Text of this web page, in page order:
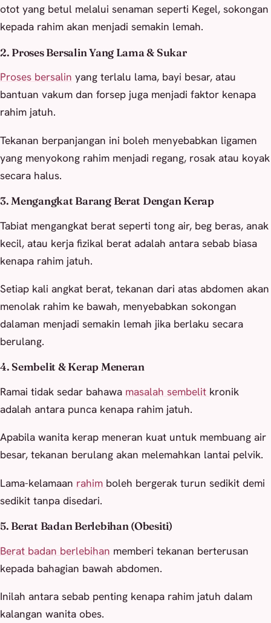
otot yang betul melalui senaman seperti Kegel, sokongan
kepada rahim akan menjadi semakin lemah.
2. Proses Bersalin Yang Lama & Sukar
Proses bersalin yang terlalu lama, bayi besar, atau
bantuan vakum dan forsep juga menjadi faktor kenapa
rahim jatuh.
Tekanan berpanjangan ini boleh menyebabkan ligamen
yang menyokong rahim menjadi regang, rosak atau koyak
secara halus.
3. Mengangkat Barang Berat Dengan Kerap
Tabiat mengangkat berat seperti tong air, beg beras, anak
kecil, atau kerja fizikal berat adalah antara sebab biasa
kenapa rahim jatuh.
Setiap kali angkat berat, tekanan dari atas abdomen akan
menolak rahim ke bawah, menyebabkan sokongan
dalaman menjadi semakin lemah jika berlaku secara
berulang.
4. Sembelit & Kerap Meneran
Ramai tidak sedar bahawa masalah sembelit kronik
adalah antara punca kenapa rahim jatuh.
Apabila wanita kerap meneran kuat untuk membuang air
besar, tekanan berulang akan melemahkan lantai pelvik.
Lama-kelamaan rahim boleh bergerak turun sedikit demi
sedikit tanpa disedari.
5. Berat Badan Berlebihan (Obesiti)
Berat badan berlebihan memberi tekanan berterusan
kepada bahagian bawah abdomen.
Inilah antara sebab penting kenapa rahim jatuh dalam
kalangan wanita obes.